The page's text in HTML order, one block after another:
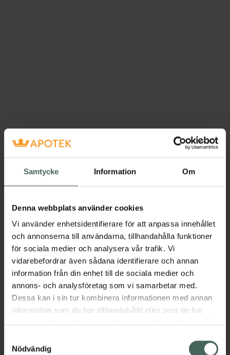
Samtycke Information Om
Denna webbplats använder cookies
Vi använder enhetsidentifierare för att anpassa innehållet
och annonserna till användarna, tillhandahålla funktioner
för sociala medier och analysera vår trafik. Vi
vidarebefordrar även sådana identifierare och annan
information från din enhet till de sociala medier och
annons- och analysföretag som vi samarbetar med.
Dessa kan i sin tur kombinera informationen med annan
information som du har tillhandahållit eller som de har
återkalla ditt samtycke via webbplatsens
Nödvändig